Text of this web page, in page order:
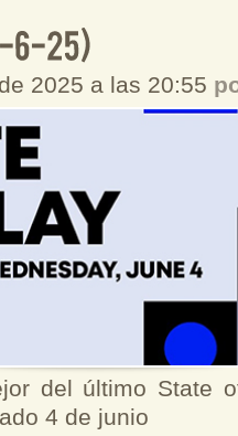
2025 a las 20:55
del último State
4 de junio